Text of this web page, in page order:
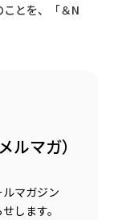
とを、「＆N
マガ）
マガジン
します。